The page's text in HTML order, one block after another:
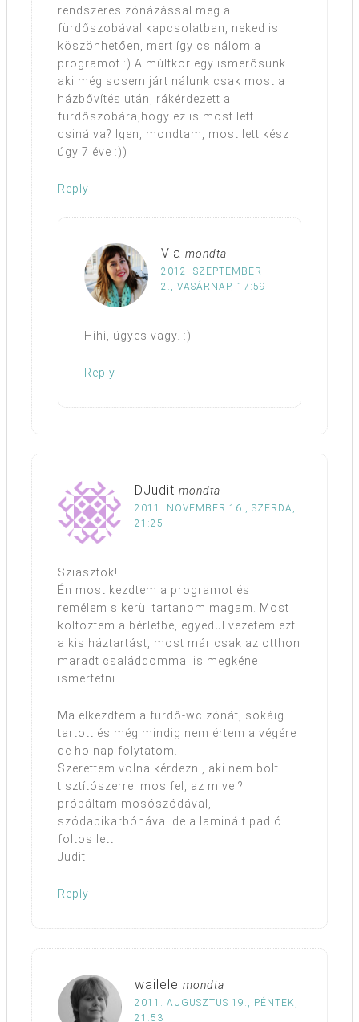
rendszeres zónázással meg a
fürdőszobával kapcsolatban, neked is
köszönhetően, mert így csinálom a
programot :) A múltkor egy ismerősünk
aki még sosem járt nálunk csak most a
házbővítés után, rákérdezett a
fürdőszobára,hogy ez is most lett
csinálva? Igen, mondtam, most lett kész
úgy 7 éve :))
Reply
Via mondta
2012. SZEPTEMBER
2., VASÁRNAP, 17:59
Hihi, ügyes vagy. :)
Reply
DJudit mondta
2011. NOVEMBER 16., SZERDA,
21:25
Sziasztok!
Én most kezdtem a programot és
remélem sikerül tartanom magam. Most
költöztem albérletbe, egyedül vezetem ezt
a kis háztartást, most már csak az otthon
maradt családdommal is megkéne
ismertetni.
Ma elkezdtem a fürdő-wc zónát, sokáig
tartott és még mindig nem értem a végére
de holnap folytatom.
Szerettem volna kérdezni, aki nem bolti
tisztítószerrel mos fel, az mivel?
próbáltam mosószódával,
szódabikarbónával de a laminált padló
foltos lett.
Judit
Reply
wailele mondta
2011. AUGUSZTUS 19., PÉNTEK,
21:53